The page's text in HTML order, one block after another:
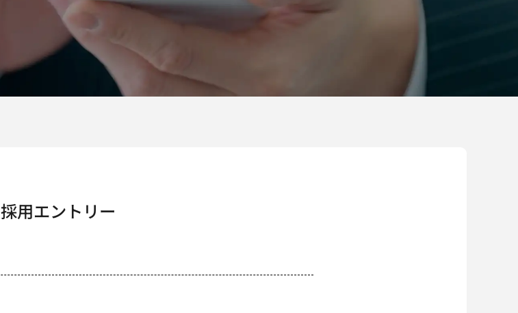
採用エントリー